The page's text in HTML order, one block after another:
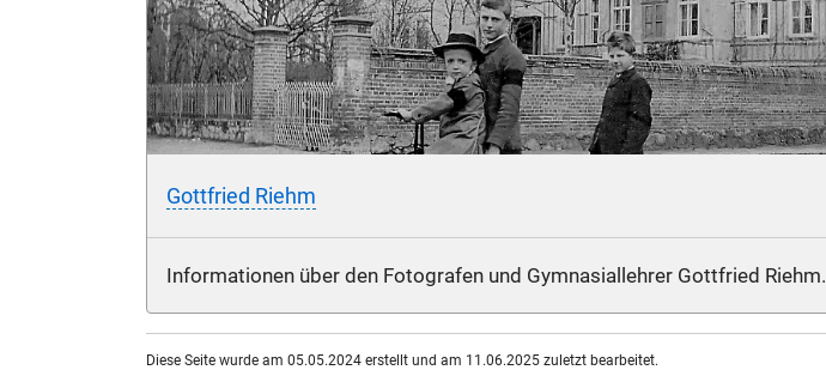
Gottfried Riehm
Informationen über den Fotografen und Gymnasiallehrer Gottfried Riehm.
Diese Seite wurde am 05.05.2024 erstellt und am 11.06.2025 zuletzt bearbeitet.